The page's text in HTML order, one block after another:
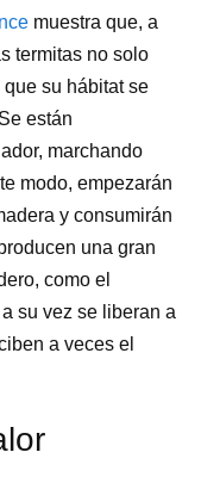
muestra que, a
termitas no solo
su hábitat se
están
marchando
modo, empezarán
y consumirán
una gran
como el
su vez se liberan a
a veces el